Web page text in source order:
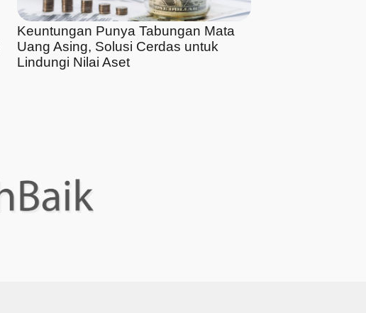
Keuntungan Punya Tabungan Mata
Uang Asing, Solusi Cerdas untuk
Lindungi Nilai Aset